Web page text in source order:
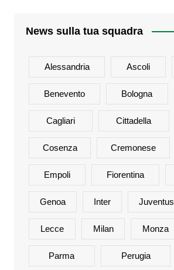
News sulla tua squadra
Alessandria Ascoli
Benevento Bologna
Cagliari Cittadella
Cosenza Cremonese
Empoli Fiorentina
Genoa Inter Juventus
Lecce Milan Monza
Parma Perugia